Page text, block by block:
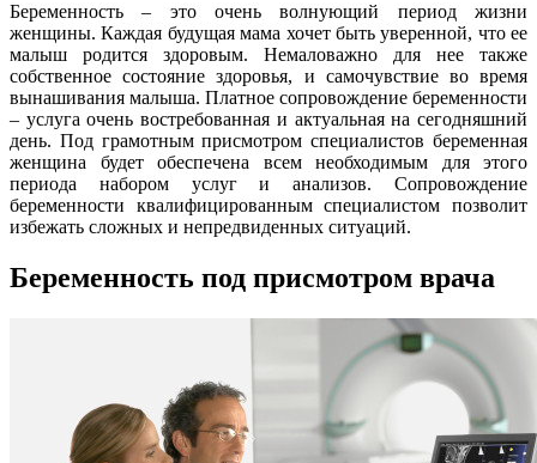
Беременность – это очень волнующий период жизни
женщины. Каждая будущая мама хочет быть уверенной, что ее
малыш родится здоровым. Немаловажно для нее также
собственное состояние здоровья, и самочувствие во время
вынашивания малыша. Платное сопровождение беременности
– услуга очень востребованная и актуальная на сегодняшний
день. Под грамотным присмотром специалистов беременная
женщина будет обеспечена всем необходимым для этого
периода набором услуг и анализов. Сопровождение
беременности квалифицированным специалистом позволит
избежать сложных и непредвиденных ситуаций.
Беременность под присмотром врача